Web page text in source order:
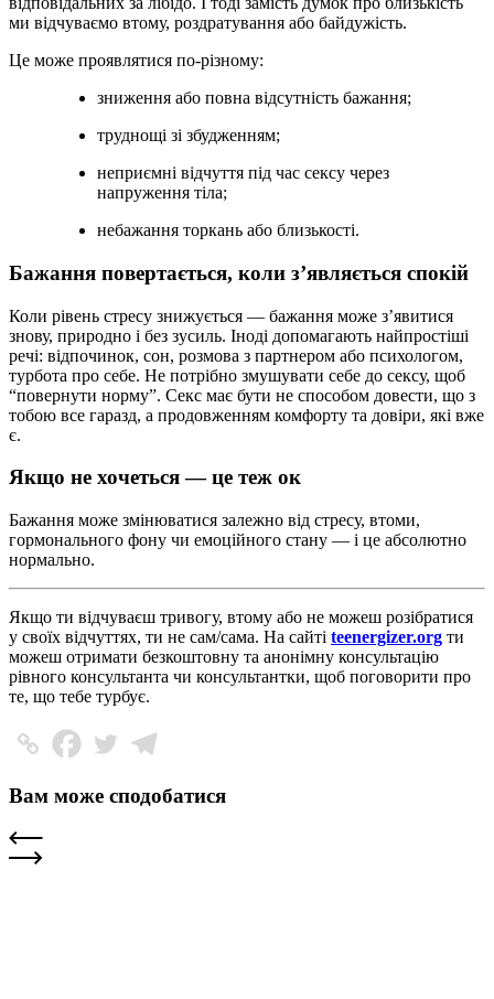
ми відчуваємо втому, роздратування або байдужість.
Це може проявлятися по-різному:
зниження або повна відсутність бажання;
труднощі зі збудженням;
неприємні відчуття під час сексу через
напруження тіла;
небажання торкань або близькості.
Бажання повертається, коли з’являється спокій
Коли рівень стресу знижується — бажання може з’явитися
знову, природно і без зусиль. Іноді допомагають найпростіші
речі: відпочинок, сон, розмова з партнером або психологом,
турбота про себе. Не потрібно змушувати себе до сексу, щоб
“повернути норму”. Секс має бути не способом довести, що з
тобою все гаразд, а продовженням комфорту та довіри, які вже
є.
Якщо не хочеться — це теж ок
Бажання може змінюватися залежно від стресу, втоми,
гормонального фону чи емоційного стану — і це абсолютно
нормально.
Якщо ти відчуваєш тривогу, втому або не можеш розібратися
у своїх відчуттях, ти не сам/сама. На сайті teenergizer.org ти
можеш отримати безкоштовну та анонімну консультацію
рівного консультанта чи консультантки, щоб поговорити про
те, що тебе турбує.
Вам може сподобатися